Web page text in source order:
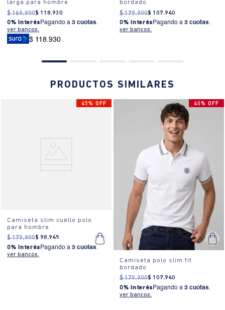
larga para hombre
$ 169.900$ 118.930
0% Interés Pagando a 3 cuotas.
ver bancos.
$ 118.930
bordado
$ 179.900$ 107.940
0% Interés Pagando a 3 cuotas.
ver bancos.
PRODUCTOS SIMILARES
45% OFF
Camiseta slim cuello polo
para hombre
$ 179.900$ 98.945
0% Interés Pagando a 3 cuotas.
ver bancos.
40% OFF
Camiseta polo slim fit
bordado
$ 179.900$ 107.940
0% Interés Pagando a 3 cuotas.
ver bancos.